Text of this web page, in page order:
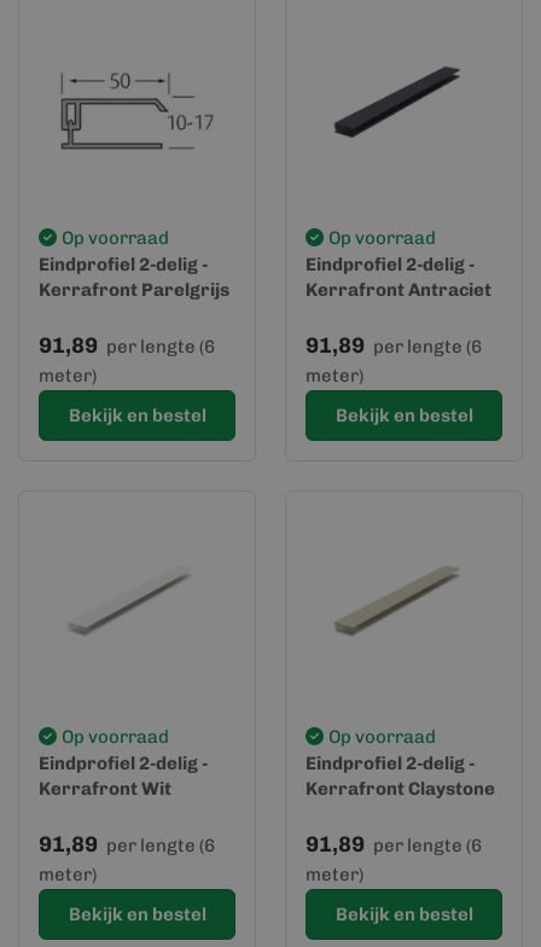
Op voorraad
Eindprofiel 2-delig -
Kerrafront Parelgrijs
91,89 per lengte (6
meter)
Bekijk en bestel
Op voorraad
Eindprofiel 2-delig -
Kerrafront Antraciet
91,89 per lengte (6
meter)
Bekijk en bestel
Op voorraad
Eindprofiel 2-delig -
Kerrafront Wit
91,89 per lengte (6
meter)
Bekijk en bestel
Op voorraad
Eindprofiel 2-delig -
Kerrafront Claystone
91,89 per lengte (6
meter)
Bekijk en bestel